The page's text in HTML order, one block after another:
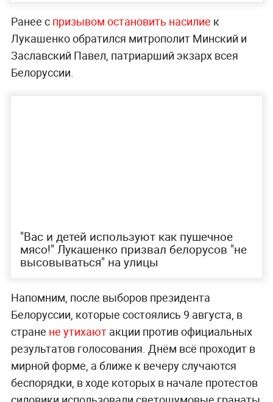
Ранее с призывом остановить насилие к
Лукашенко обратился митрополит Минский и
Заславский Павел, патриарший экзарх всея
Белоруссии.
"Вас и детей используют как пушечное
мясо!" Лукашенко призвал белорусов "не
высовываться" на улицы
Напомним, после выборов президента
Белоруссии, которые состоялись 9 августа, в
стране не утихаютакции против официальных
результатов голосования. Днём всё проходит в
мирной форме, а ближе к вечеру случаются
беспорядки, в ходе которых в начале протестов